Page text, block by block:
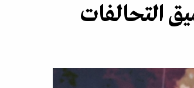
التحالفات